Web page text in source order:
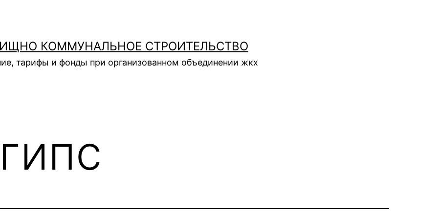
КОММУНАЛЬНОЕ СТРОИТЕЛЬСТВО
тарифы и фонды при организованном объединении жкх
гипс